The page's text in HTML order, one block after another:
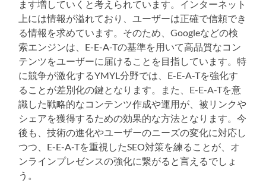
ます増していくと考えられています。インターネット
上には情報が溢れており、ユーザーは正確で信頼でき
る情報を求めています。そのため、Googleなどの検
索エンジンは、E-E-A-Tの基準を用いて高品質なコン
テンツをユーザーに届けることを目指しています。特
に競争が激化するYMYL分野では、E-E-A-Tを強化す
ることが差別化の鍵となります。また、E-E-A-Tを意
識した戦略的なコンテンツ作成や運用が、被リンクや
シェアを獲得するための効果的な方法となります。今
後も、技術の進化やユーザーのニーズの変化に対応し
つつ、E-E-A-Tを重視したSEO対策を練ることが、オ
ンラインプレゼンスの強化に繋がると言えるでしょ
う。